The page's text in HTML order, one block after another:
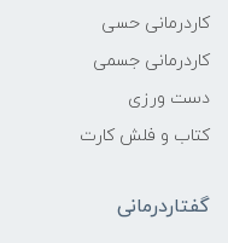
کاردرمانی حسی
کاردرمانی جسمی
دست ورزی
کتاب و فلش کارت
گفتاردرمانی